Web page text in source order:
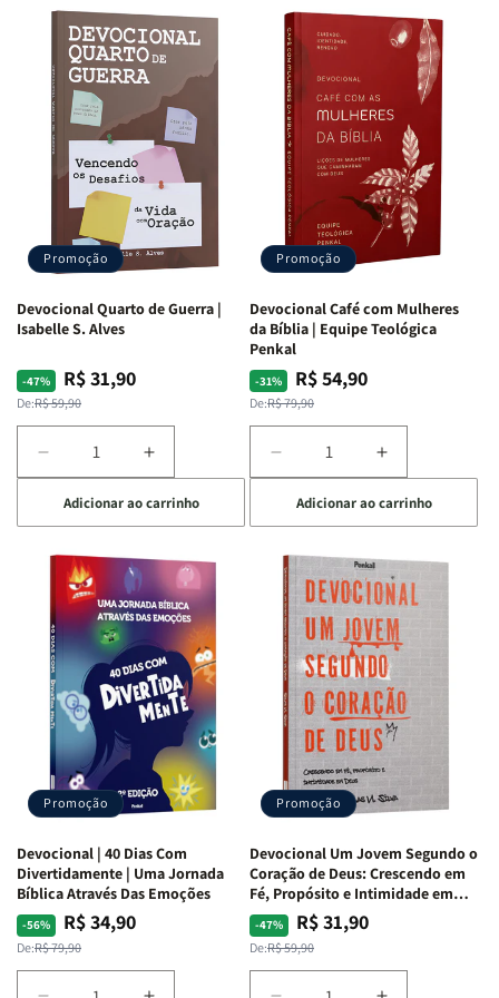
Promoção
Devocional Quarto de Guerra |
Isabelle S. Alves
-47%
Preço
normal
De:R$ 59,90
Preço
promocional
R$ 31,90
Diminuir
a
quantidade
de
Devocional
Quarto
de
Guerra
Isabelle
S.
Alves
Aumentar
a
quantidade
de
Devocional
Quarto
de
Guerra
|
Isabelle
S.
Alves
Adicionar ao carrinho
Promoção
Devocional Café com Mulheres
da Bíblia | Equipe Teológica
Penkal
-31%
Preço
normal
De:R$ 79,90
Preço
promocional
R$ 54,90
Diminuir
a
quantidade
de
Devocional
Café
com
Mulheres
da
Bíblia
Equipe
Teológica
Penkal
Aumentar
a
quantidade
de
Devocional
Café
com
Mulheres
da
Bíblia
|
Equipe
Teológica
Penkal
Adicionar ao carrinho
Promoção
Devocional | 40 Dias Com
Divertidamente | Uma Jornada
Bíblica Através Das Emoções
-56%
Preço
normal
De:R$ 79,90
Preço
promocional
R$ 34,90
Promoção
Devocional Um Jovem Segundo o
Coração de Deus: Crescendo em
Fé, Propósito e Intimidade em
Deus
-47%
Preço
normal
De:R$ 59,90
Preço
promocional
R$ 31,90